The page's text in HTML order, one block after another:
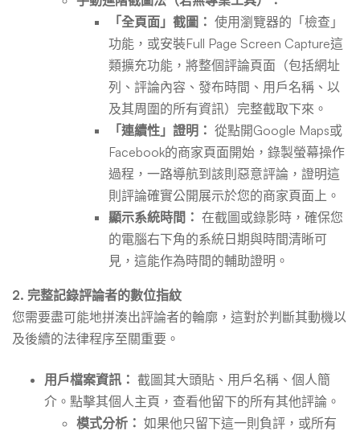
「全頁面」截圖： 使用瀏覽器的「檢查」
功能，或安裝Full Page Screen Capture這
類擴充功能，將整個評論頁面（包括網址
列、評論內容、發布時間、用戶名稱、以
及其周圍的所有資訊）完整截取下來。
「連續性」證明： 從點開Google Maps或
Facebook的商家頁面開始，錄製螢幕操作
過程，一路導航到該則惡意評論，證明這
則評論確實公開展示於您的商家頁面上。
顯示系統時間： 在截圖或錄影時，確保您
的電腦右下角的系統日期與時間清晰可
見，這能作為時間的輔助證明。
2. 完整記錄評論者的數位指紋
您需要盡可能地拼湊出評論者的輪廓，這對於判斷其動機以
及後續的法律程序至關重要。
用戶檔案資訊： 截圖其大頭貼、用戶名稱、個人簡
介。點擊其個人主頁，查看他留下的所有其他評論。
模式分析： 如果他只留下這一則負評，或所有